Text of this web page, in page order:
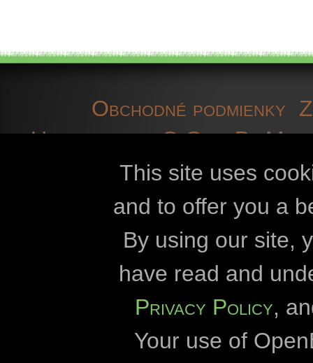
Obchodné podmienky
Upozornenie O
informácie
súbory
Univerzita
Univerzita
Správa národného
Správa národného
This site uses
and to offer you a
By using our site,
have read and
Privacy Policy,
Your use of